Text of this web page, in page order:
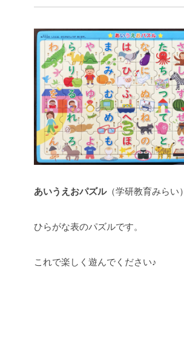
あいうえおパズル（学研教育みらい）
ひらがな表のパズルです。
これで楽しく遊んでください♪